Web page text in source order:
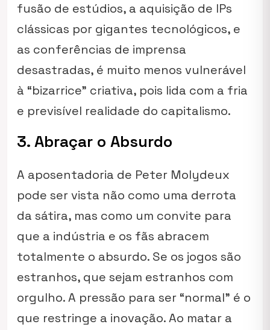
fusão de estúdios, a aquisição de IPs
clássicas por gigantes tecnológicos, e
as conferências de imprensa
desastradas, é muito menos vulnerável
à “bizarrice” criativa, pois lida com a fria
e previsível realidade do capitalismo.
3. Abraçar o Absurdo
A aposentadoria de Peter Molydeux
pode ser vista não como uma derrota
da sátira, mas como um convite para
que a indústria e os fãs abracem
totalmente o absurdo. Se os jogos são
estranhos, que sejam estranhos com
orgulho. A pressão para ser “normal” é o
que restringe a inovação. Ao matar a